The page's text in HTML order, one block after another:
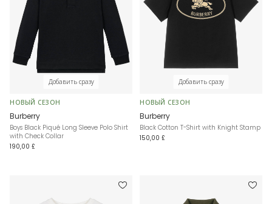
Добавить сразу
НОВЫЙ СЕЗОН
Burberry
Boys Black Piqué Long Sleeve Polo Shirt
with Check Collar
190,00 £
Добавить сразу
НОВЫЙ СЕЗОН
Burberry
Black Cotton T-Shirt with Knight Stamp
150,00 £